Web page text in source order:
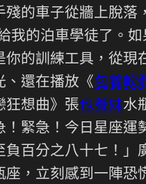
的車子從牆上脫
的泊車學徒了。
的訓練工具，從
、還在播放《包養軟
狂想曲》張包養妹水
緊急！今日星座
百分之八十七！」
，立刻感到一陣